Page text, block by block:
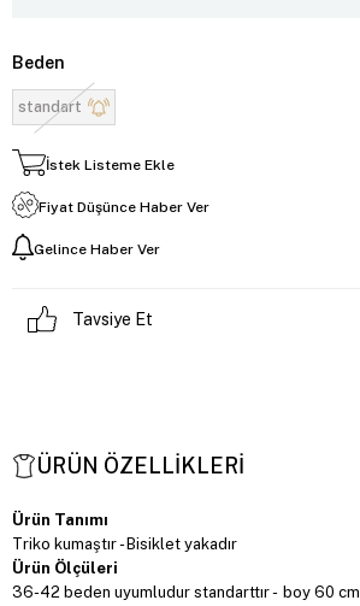
Beden
standart
İstek Listeme Ekle
Fiyat Düşünce Haber Ver
Gelince Haber Ver
Tavsiye Et
ÜRÜN ÖZELLIKLERI
Ürün Tanımı
Triko kumaştır - Bisiklet yakadır
Ürün Ölçüleri
36-42 beden uyumludur standarttır - boy 60 cm